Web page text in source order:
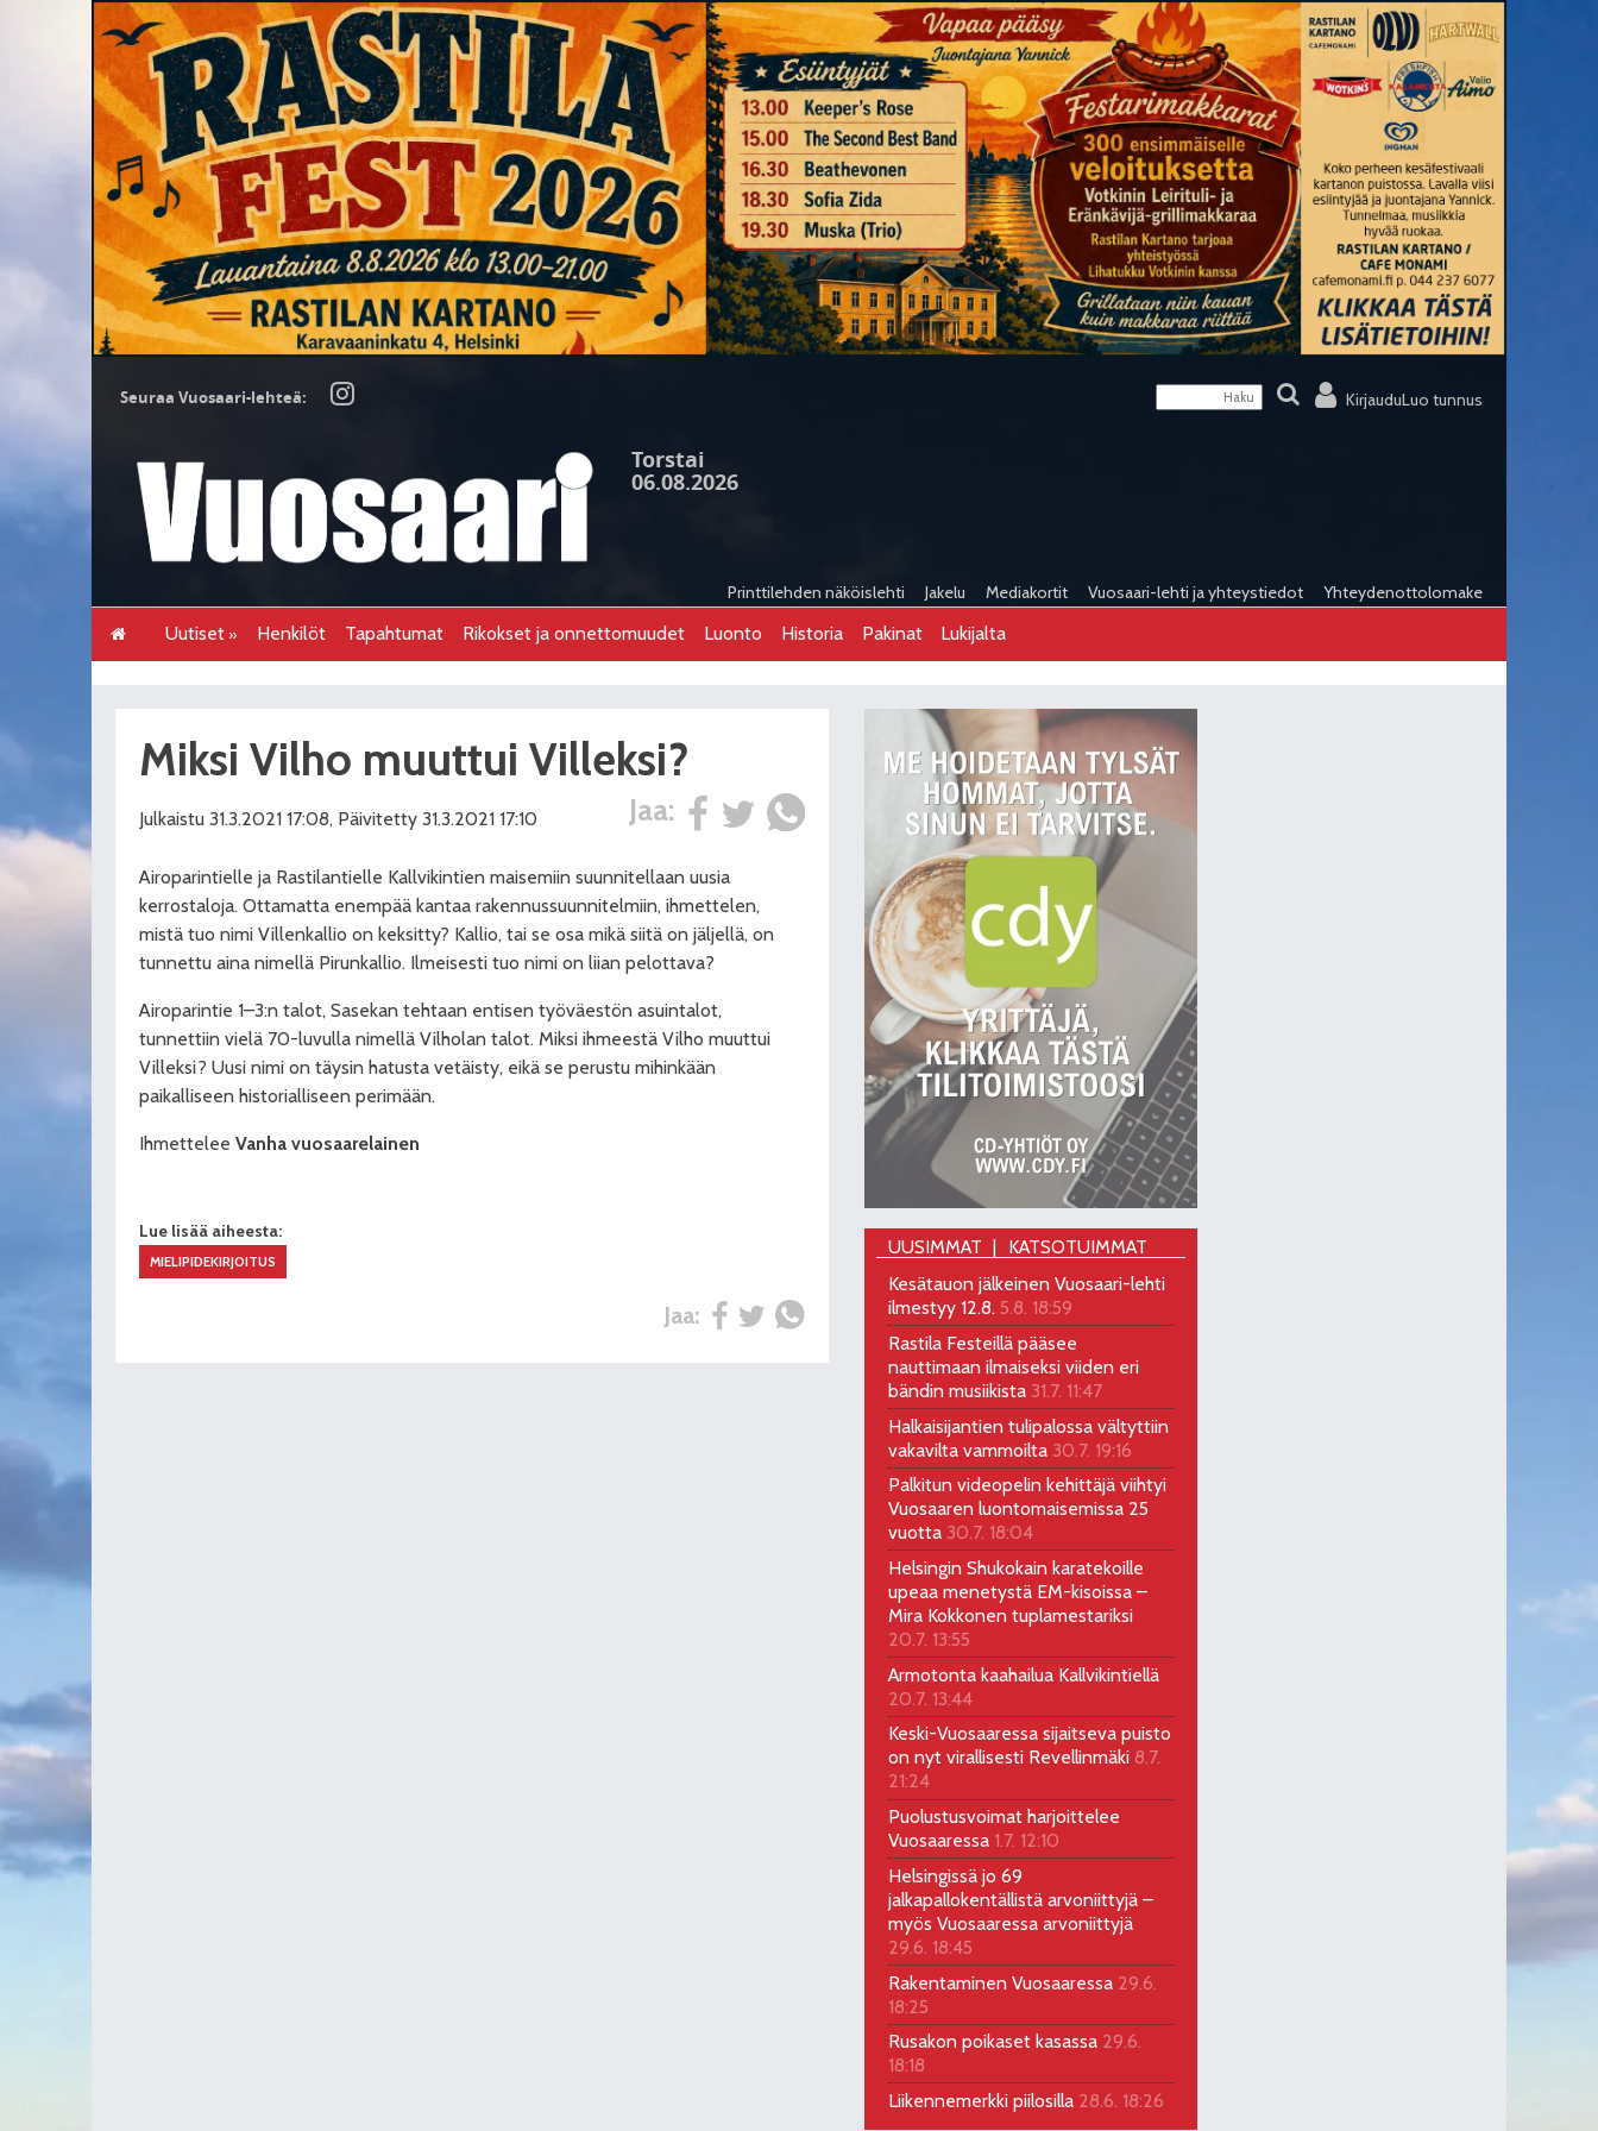
KirjauduLuo tunnus
Seuraa Vuosaari-lehteä:
Torstai
06.08.2026
Printtilehden näköislehti Jakelu Mediakortit Vuosaari-lehti ja yhteystiedot Yhteydenottolomake
Uutiset Henkilöt Tapahtumat Rikokset ja onnettomuudet Luonto Historia Pakinat Lukijalta
Miksi Vilho muuttui Villeksi?
Jaa:
Julkaistu 31.3.2021 17:08, Päivitetty 31.3.2021 17:10
Airoparintielle ja Rastilantielle Kallvikintien maisemiin suunnitellaan uusia
kerrostaloja. Ottamatta enempää kantaa rakennussuunnitelmiin, ihmettelen,
mistä tuo nimi Villenkallio on keksitty? Kallio, tai se osa mikä siitä on jäljellä, on
tunnettu aina nimellä Pirunkallio. Ilmeisesti tuo nimi on liian pelottava?
Airoparintie 1–3:n talot, Sasekan tehtaan entisen työväestön asuintalot,
tunnettiin vielä 70-luvulla nimellä Vilholan talot. Miksi ihmeestä Vilho muuttui
Villeksi? Uusi nimi on täysin hatusta vetäisty, eikä se perustu mihinkään
paikalliseen historialliseen perimään.
Ihmettelee Vanha vuosaarelainen
Lue lisää aiheesta:
MIELIPIDEKIRJOITUS
Jaa:
UUSIMMAT
KATSOTUIMMAT
Kesätauon jälkeinen Vuosaari-lehti
ilmestyy 12.8. 5.8. 18:59
Rastila Festeillä pääsee
nauttimaan ilmaiseksi viiden eri
bändin musiikista 31.7. 11:47
Halkaisijantien tulipalossa vältyttiin
vakavilta vammoilta 30.7. 19:16
Palkitun videopelin kehittäjä viihtyi
Vuosaaren luontomaisemissa 25
vuotta 30.7. 18:04
Helsingin Shukokain karatekoille
upeaa menetystä EM-kisoissa –
Mira Kokkonen tuplamestariksi
20.7. 13:55
Armotonta kaahailua Kallvikintiellä
20.7. 13:44
Keski-Vuosaaressa sijaitseva puisto
on nyt virallisesti Revellinmäki 8.7.
21:24
Puolustusvoimat harjoittelee
Vuosaaressa 1.7. 12:10
Helsingissä jo 69
jalkapallokentällistä arvoniittyjä –
myös Vuosaaressa arvoniittyjä
29.6. 18:45
Rakentaminen Vuosaaressa 29.6.
18:25
Rusakon poikaset kasassa 29.6.
18:18
Liikennemerkki piilosilla 28.6. 18:26